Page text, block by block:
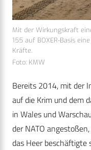
Mit der Wirkungskraft
155 auf BOXER-Basis
Kräfte.
Foto: KMW
Bereits 2014, mit der
auf die Krim und dem
in Wales und
der NATO
das Heer beschäftigte